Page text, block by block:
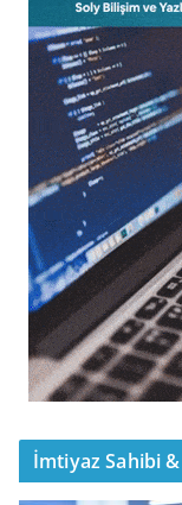
İmtiyaz Sahibi